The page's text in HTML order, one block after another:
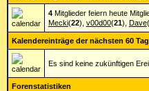
4Mitglieder feiern heute
Mecki(22), v00d00(21), Dave(
Kalendereinträge der nächsten 60
Es sind keine zukünftigen
Forenstatistiken